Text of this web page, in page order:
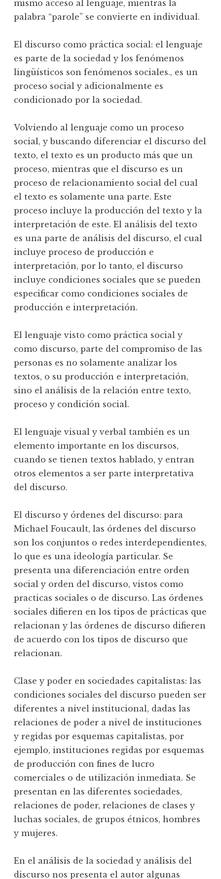
mismo acceso al lenguaje, mientras la
palabra “parole” se convierte en individual.
El discurso como práctica social: el lenguaje
es parte de la sociedad y los fenómenos
lingüísticos son fenómenos sociales., es un
proceso social y adicionalmente es
condicionado por la sociedad.
Volviendo al lenguaje como un proceso
social, y buscando diferenciar el discurso del
texto, el texto es un producto más que un
proceso, mientras que el discurso es un
proceso de relacionamiento social del cual
el texto es solamente una parte. Este
proceso incluye la producción del texto y la
interpretación de este. El análisis del texto
es una parte de análisis del discurso, el cual
incluye proceso de producción e
interpretación, por lo tanto, el discurso
incluye condiciones sociales que se pueden
especificar como condiciones sociales de
producción e interpretación.
El lenguaje visto como práctica social y
como discurso, parte del compromiso de las
personas es no solamente analizar los
textos, o su producción e interpretación,
sino el análisis de la relación entre texto,
proceso y condición social.
El lenguaje visual y verbal también es un
elemento importante en los discursos,
cuando se tienen textos hablado, y entran
otros elementos a ser parte interpretativa
del discurso.
El discurso y órdenes del discurso: para
Michael Foucault, las órdenes del discurso
son los conjuntos o redes interdependientes,
lo que es una ideología particular. Se
presenta una diferenciación entre orden
social y orden del discurso, vistos como
practicas sociales o de discurso. Las órdenes
sociales difieren en los tipos de prácticas que
relacionan y las órdenes de discurso difieren
de acuerdo con los tipos de discurso que
relacionan.
Clase y poder en sociedades capitalistas: las
condiciones sociales del discurso pueden ser
diferentes a nivel institucional, dadas las
relaciones de poder a nivel de instituciones
y regidas por esquemas capitalistas, por
ejemplo, instituciones regidas por esquemas
de producción con fines de lucro
comerciales o de utilización inmediata. Se
presentan en las diferentes sociedades,
relaciones de poder, relaciones de clases y
luchas sociales, de grupos étnicos, hombres
y mujeres.
En el análisis de la sociedad y análisis del
discurso nos presenta el autor algunas